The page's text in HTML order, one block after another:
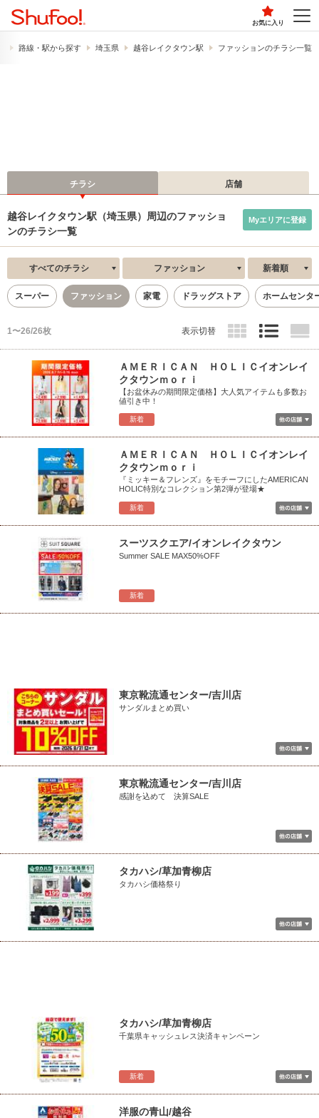
お気に入り
路線・駅から探す 埼玉県 越谷レイクタウン駅 ファッションのチラシ一覧
チラシ 店舗
越谷レイクタウン駅（埼玉県）周辺のファッショ
ンのチラシ一覧
Myエリアに登録
すべてのチラシ ファッション 新着順
スーパー ファッション 家電 ドラッグストア ホームセンタ
1〜26/26枚 表示切替
新着
ＡＭＥＲＩＣＡＮ ＨＯＬＩＣイオンレイ
クタウンｍｏｒｉ
【お盆休みの期間限定価格】大人気アイテムも多数お
値引き中！
新着
ＡＭＥＲＩＣＡＮ ＨＯＬＩＣイオンレイ
クタウンｍｏｒｉ
『ミッキー＆フレンズ』をモチーフにしたAMERICAN
HOLIC特別なコレクション第2弾が登場★
新着
スーツスクエア/イオンレイクタウン
Summer SALE MAX50%OFF
東京靴流通センター/吉川店
サンダルまとめ買い
東京靴流通センター/吉川店
感謝を込めて 決算SALE
タカハシ/草加青柳店
タカハシ価格祭り
新着
タカハシ/草加青柳店
千葉県キャッシュレス決済キャンペーン
洋服の青山/越谷